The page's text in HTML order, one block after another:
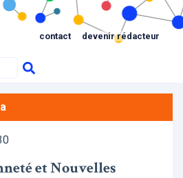
contact devenir rédacteur
et Nouvelles